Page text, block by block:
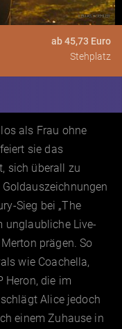
©Elias Koehler
ab 45,73 Euro
Stehplatz
als Frau ohne
sie das
sich überall zu
Sieg bei „The
unglaubliche Live-
prägen. So
wie Coachella,
Heron, die im
Alice jedoch
einem Zuhause in